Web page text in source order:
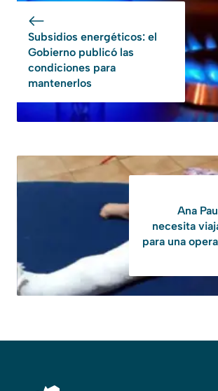
Subsidios energéticos: el
Gobierno publicó las
condiciones para
mantenerlos
Ana
necesita
para una